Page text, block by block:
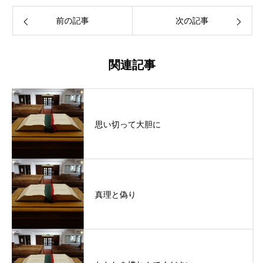
前の記事 次の記事
関連記事
思い切って大胆に
真理と偽り